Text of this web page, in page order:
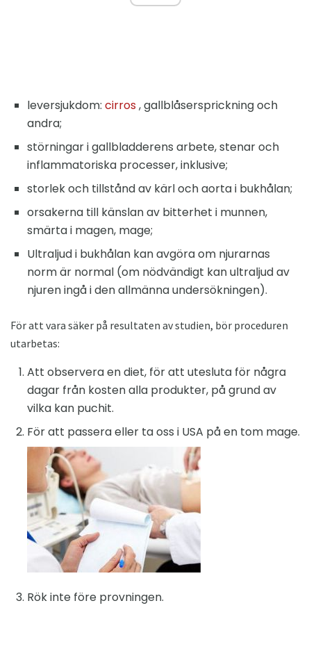
leversjukdom: cirros, gallblåsersprickning och
andra;
störningar i gallbladderens arbete, stenar och
inflammatoriska processer, inklusive;
storlek och tillstånd av kärl och aorta i bukhålan;
orsakerna till känslan av bitterhet i munnen,
smärta i magen, mage;
Ultraljud i bukhålan kan avgöra om njurarnas
norm är normal (om nödvändigt kan ultraljud av
njuren ingå i den allmänna undersökningen).
För att vara säker på resultaten av studien, bör proceduren
utarbetas:
Att observera en diet, för att utesluta för några
dagar från kosten alla produkter, på grund av
vilka kan puchit.
För att passera eller ta oss i USA på en tom mage.
Rök inte före provningen.